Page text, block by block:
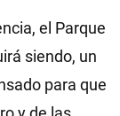
el Parque
siendo, un
para que